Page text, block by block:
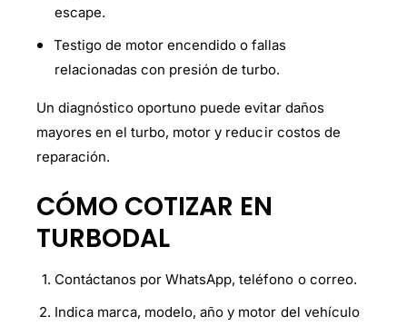
escape.
Testigo de motor encendido o fallas
relacionadas con presión de turbo.
Un diagnóstico oportuno puede evitar daños
mayores en el turbo, motor y reducir costos de
reparación.
CÓMO COTIZAR EN
TURBODAL
Contáctanos por WhatsApp, teléfono o correo.
Indica marca, modelo, año y motor del vehículo